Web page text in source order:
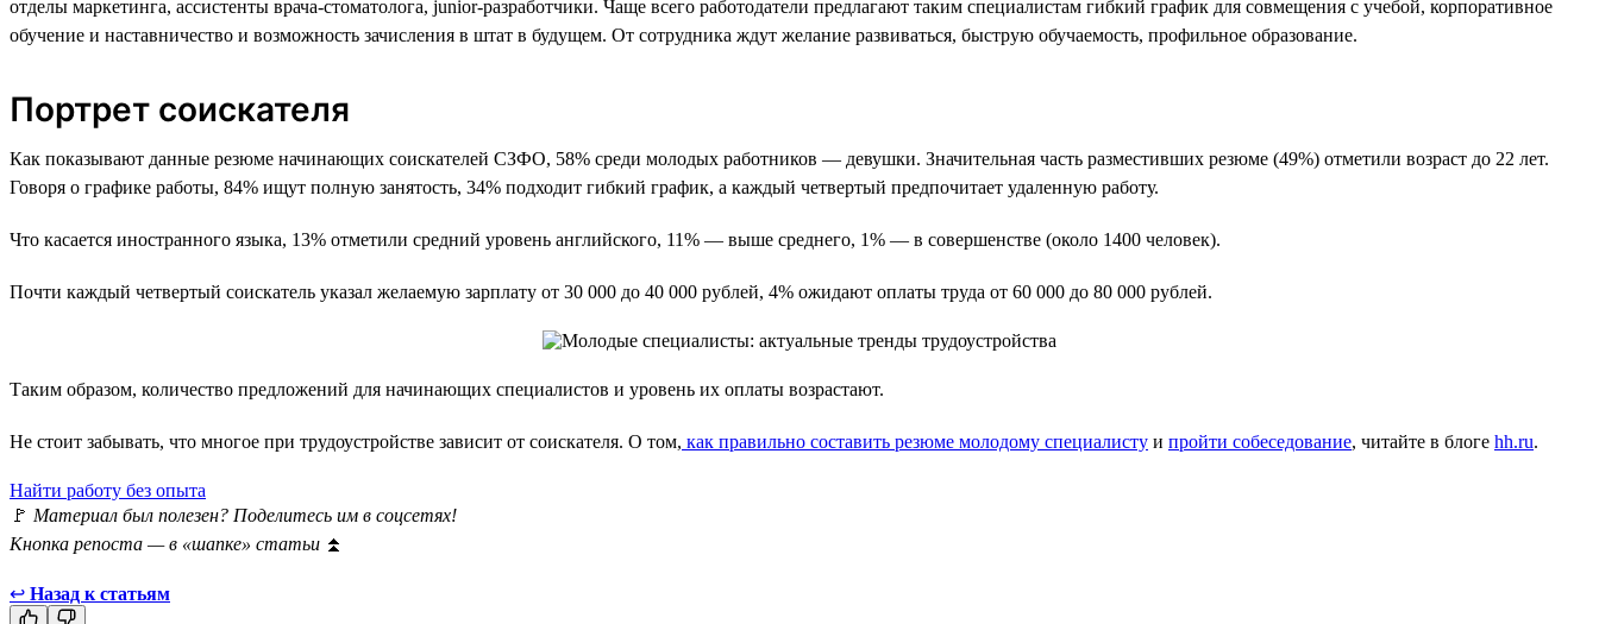
отделы маркетинга, ассистенты врача-стоматолога, junior-разработчики. Чаще всего работодатели предлагают таким специалистам гибкий график для совмещения с учебой, корпоративное
обучение и наставничество и возможность зачисления в штат в будущем. От сотрудника ждут желание развиваться, быструю обучаемость, профильное образование.
Портрет соискателя
Как показывают данные резюме начинающих соискателей СЗФО, 58% среди молодых работников — девушки. Значительная часть разместивших резюме (49%) отметили возраст до 22 лет.
Говоря о графике работы, 84% ищут полную занятость, 34% подходит гибкий график, а каждый четвертый предпочитает удаленную работу.
Что касается иностранного языка, 13% отметили средний уровень английского, 11% — выше среднего, 1% — в совершенстве (около 1400 человек).
Почти каждый четвертый соискатель указал желаемую зарплату от 30 000 до 40 000 рублей, 4% ожидают оплаты труда от 60 000 до 80 000 рублей.
Таким образом, количество предложений для начинающих специалистов и уровень их оплаты возрастают.
Не стоит забывать, что многое при трудоустройстве зависит от соискателя. О том, как правильно составить резюме молодому специалисту и пройти собеседование, читайте в блоге hh.ru.
Найти работу без опыта
🚩 Материал был полезен? Поделитесь им в соцсетях!
Кнопка репоста — в «шапке» статьи ⏫
↩ Назад к статьям